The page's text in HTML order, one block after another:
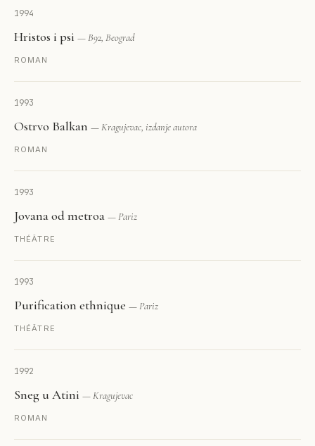
1994
Hristos i psi — B92, Beograd
ROMAN
1993
Ostrvo Balkan — Kragujevac, izdanje autora
ROMAN
1993
Jovana od metroa — Pariz
THÉÂTRE
1993
Purification ethnique — Pariz
THÉÂTRE
1992
Sneg u Atini — Kragujevac
ROMAN